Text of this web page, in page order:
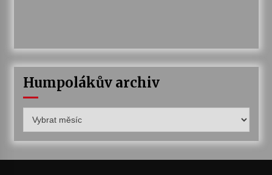
Humpolákův archiv
archiv